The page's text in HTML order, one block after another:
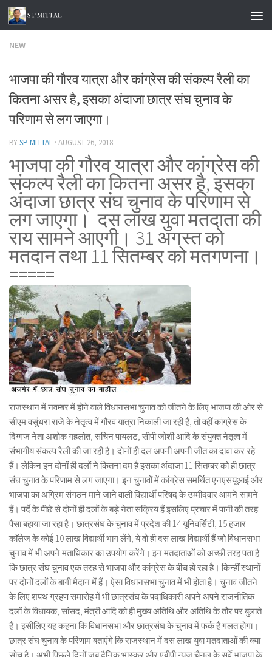
Skip to content
NEW
भाजपा की गौरव यात्रा और कांग्रेस की संकल्प रैली का
कितना असर है, इसका अंदाजा छात्र संघ चुनाव के
परिणाम से लग जाएगा।
BYSP MITTAL · AUGUST 26, 2018
भाजपा की गौरव यात्रा और कांग्रेस की
संकल्प रैली का कितना असर है, इसका
अंदाजा छात्र संघ चुनाव के परिणाम से
लग जाएगा। दस लाख युवा मतदाता की
राय सामने आएगी। 31 अगस्त को
मतदान तथा 11 सितम्बर को मतगणना।
=====
राजस्थान में नवम्बर में होने वाले विधानसभा चुनाव को जीतने के लिए भाजपा की ओर से
सीएम वसुंधरा राजे के नेतृत्व में गौरव यात्रा निकाली जा रही है, तो वहीं कांग्रेस के
दिग्गज नेता अशोक गहलोत, सचिन पायलट, सीपी जोशी आदि के संयुक्त नेतृत्व में
संभागीय संकल्प रैली की जा रही है। दोनों ही दल अपनी अपनी जीत का दावा कर रहे
हैं। लेकिन इन दोनों ही दलों ने कितना दम है इसका अंदाजा 11 सितम्बर को ही छात्र
संघ चुनाव के परिणाम से लग जाएगा। इन चुनावों में कांग्रेस समर्थित एनएसयूआई और
भाजपा का अग्रिम संगठन माने जाने वाली विद्यार्थी परिषद के उम्मीदवार आमने-सामने
हैं। पर्दे के पीछे से दोनों ही दलों के बड़े नेता सक्रिय हैं इसलिए प्रचार में पानी की तरह
पैसा बहाया जा रहा है। छात्रसंघ के चुनाव में प्रदेश की 14 यूनिवर्सिटी, 15 हजार
काॅलेज के कोई 10 लाख विद्यार्थी भाग लेंगे, ये वो ही दस लाख विद्यार्थी हैं जो विधानसभा
चुनाव में भी अपने मताधिकार का उपयोग करेंगे। इन मतदाताओं को अच्छी तरह पता है
कि छात्र संघ चुनाव एक तरह से भाजपा और कांग्रेस के बीच हो रहा है। किन्हीं स्थानों
पर दोनों दलों के बागी मैदान में हैं। ऐसा विधानसभा चुनाव में भी होता है। चुनाव जीतने
के लिए शपथ ग्रहण समारोह में भी छात्रसंघ के पदाधिकारी अपने अपने राजनीतिक
दलों के विधायक, सांसद, मंत्री आदि को ही मुख्य अतिथि और अतिथि के तौर पर बुलाते
हैं। इसीलिए यह कहना कि विधानसभा और छात्रसंघ के चुनाव में फर्क है गलत होगा।
छात्र संघ चुनाव के परिणाम बताएंगे कि राजस्थान में दस लाख युवा मतदाताओं की क्या